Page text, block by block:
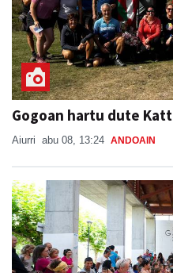
Gogoan hartu dute
Aiurri abu 08, 13:24 ANDOAIN